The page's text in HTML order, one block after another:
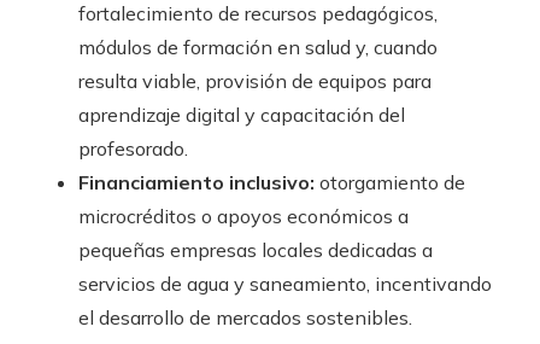
fortalecimiento de recursos pedagógicos,
módulos de formación en salud y, cuando
resulta viable, provisión de equipos para
aprendizaje digital y capacitación del
profesorado.
Financiamiento inclusivo: otorgamiento de
microcréditos o apoyos económicos a
pequeñas empresas locales dedicadas a
servicios de agua y saneamiento, incentivando
el desarrollo de mercados sostenibles.